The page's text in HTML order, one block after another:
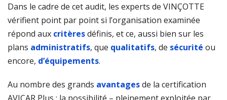
Dans le cadre de cet audit, les experts de VINÇOTTE
vérifient point par point si l’organisation examinée
répond aux critèresdéfinis, et ce, aussi bien sur les
plans administratifs, que qualitatifs, de sécurité ou
encore, d’équipements.
Au nombre des grands avantagesde la certification